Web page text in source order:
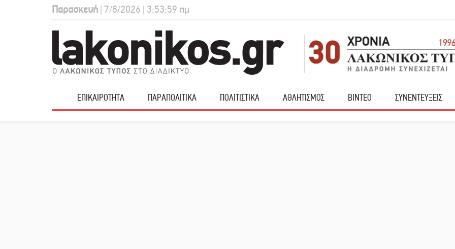
Παρασκευή | 7/8/2026 | 3:54:00 πμ
ΕΠΙΚΑΙΡΟΤΗΤΑ ΠΑΡΑΠΟΛΙΤΙΚΑ ΠΟΛΙΤΙΣΤΙΚΑ ΑΘΛΗΤΙΣΜΟΣ ΒΙΝΤΕΟ ΣΥΝΕΝΤΕΥΞΕΙΣ